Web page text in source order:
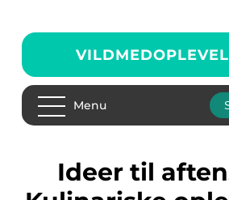
Menu
Ideer til aftensmad: